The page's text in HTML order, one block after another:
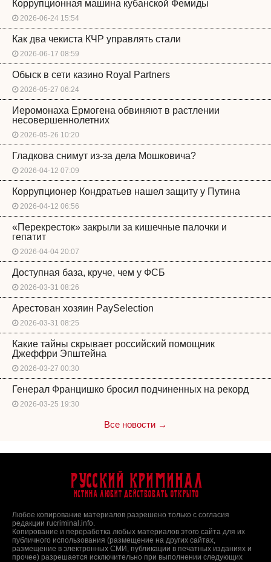
Коррупционная машина кубанской Фемиды
2026-06-24 15:54
Как два чекиста КЧР управлять стали
2026-06-17 08:59
Обыск в сети казино Royal Partners
2026-05-27 06:24
Иеромонаха Ермогена обвиняют в растлении
несовершеннолетних
2026-05-26 10:20
Гладкова снимут из-за дела Мошковича?
2026-04-12 07:09
Коррупционер Кондратьев нашел защиту у Путина
2026-04-12 06:56
«Перекресток» закрыли за кишечные палочки и
гепатит
2026-04-04 20:07
Доступная база, круче, чем у ФСБ
2026-03-31 08:26
Арестован хозяин PaySelection
2026-03-31 08:25
Какие тайны скрывает российский помощник
Джеффри Эпштейна
2026-03-27 00:30
Генерал Францишко бросил подчиненных на рекорд
2026-03-25 19:30
Все новости →
Русский Криминал
Истина любит действовать открыто
Любое копирование материалов разрешено только с согласия
редакции rucriminal.info.
Копирование и переработка любых материалов этого сайта для их
публичного использования (размещение на других сайтах,
размещение в электронных СМИ, публикации в печатных изданиях и
прочее) разрешается исключительно при выполнении следующих